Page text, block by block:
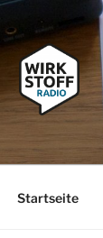
Startseite